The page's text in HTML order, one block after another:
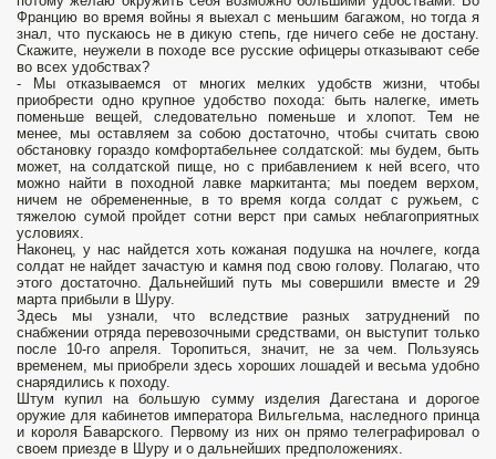
Францию во время войны я выехал с меньшим багажом, но тогда я
знал, что пускаюсь не в дикую степь, где ничего себе не достану.
Скажите, неужели в походе все русские офицеры отказывают себе
во всех удобствах?
- Мы отказываемся от многих мелких удобств жизни, чтобы
приобрести одно крупное удобство похода: быть налегке, иметь
поменьше вещей, следовательно поменьше и хлопот. Тем не
менее, мы оставляем за собою достаточно, чтобы считать свою
обстановку гораздо комфортабельнее солдатской: мы будем, быть
может, на солдатской пище, но с прибавлением к ней всего, что
можно найти в походной лавке маркитанта; мы поедем верхом,
ничем не обремененные, в то время когда солдат с ружьем, с
тяжелою сумой пройдет сотни верст при самых неблагоприятных
условиях.
Наконец, у нас найдется хоть кожаная подушка на ночлеге, когда
солдат не найдет зачастую и камня под свою голову. Полагаю, что
этого достаточно. Дальнейший путь мы совершили вместе и 29
марта прибыли в Шуру.
Здесь мы узнали, что вследствие разных затруднений по
снабжении отряда перевозочными средствами, он выступит только
после 10-го апреля. Торопиться, значит, не за чем. Пользуясь
временем, мы приобрели здесь хороших лошадей и весьма удобно
снарядились к походу.
Штум купил на большую сумму изделия Дагестана и дорогое
оружие для кабинетов императора Вильгельма, наследного принца
и короля Баварского. Первому из них он прямо телеграфировал о
своем приезде в Шуру и о дальнейших предположениях.